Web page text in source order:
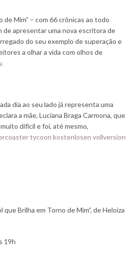
de Mim” – com 66 crônicas ao todo
de apresentar uma nova escritora de
do seu exemplo de superação e
a olhar a vida com olhos de
.
dia ao seu lado já representa uma
a mãe, Luciana Braga Carmona, que
difícil e foi, até mesmo,
tycoon kostenlosen vollversion
Brilha em Torno de Mim”, de Heloiza
19h